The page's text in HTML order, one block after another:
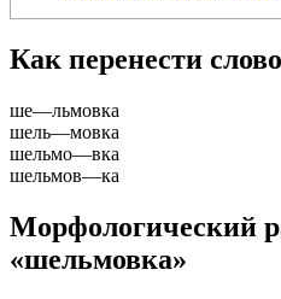
Как перенести
ше—льмовка
шель—мовка
шельмо—вка
шельмов—ка
Морфологический
«шельмовка»